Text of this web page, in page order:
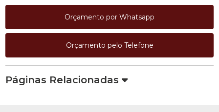
Orçamento por Whatsapp
Orçamento pelo Telefone
Páginas Relacionadas